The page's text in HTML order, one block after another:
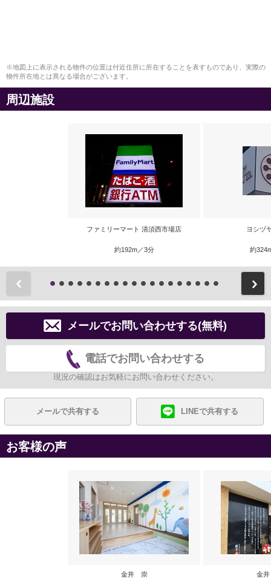
※地図上に表示される物件の位置は付近住所に所在することを表すものであり、実際の
物件所在地とは異なる場合がございます。
周辺施設
ファミリーマート 清須西市場店
約192m／3分
ヨシヅ
約
メールでお問い合わせする(無料)
電話でお問い合わせする
現況の確認はお気軽にお問い合わせください。
メールで共有する LINEで共有する
お客様の声
金井 崇 金